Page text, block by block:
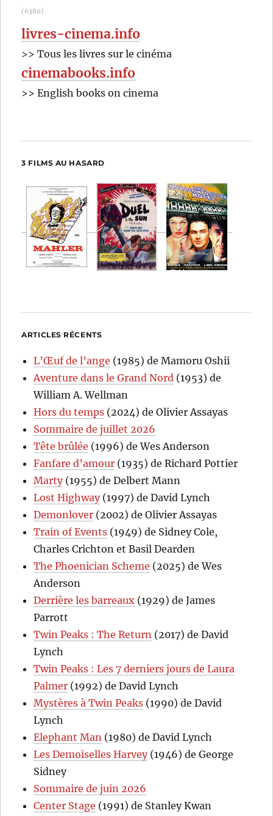
(6380)
livres-cinema.info
>> Tous les livres sur le cinéma
cinemabooks.info
>> English books on cinema
3 FILMS AU HASARD
ARTICLES RÉCENTS
L’Œuf de l’ange (1985) de Mamoru Oshii
Aventure dans le Grand Nord (1953) de
William A. Wellman
Hors du temps (2024) de Olivier Assayas
Sommaire de juillet 2026
Tête brûlée (1996) de Wes Anderson
Fanfare d’amour (1935) de Richard Pottier
Marty(1955) de Delbert Mann
Lost Highway(1997) de David Lynch
Demonlover (2002) de Olivier Assayas
Train of Events (1949) de Sidney Cole,
Charles Crichton et Basil Dearden
The Phoenician Scheme (2025) de Wes
Anderson
Derrière les barreaux (1929) de James
Parrott
Twin Peaks : The Return (2017) de David
Lynch
Twin Peaks : Les 7 derniers jours de Laura
Palmer (1992) de David Lynch
Mystères à Twin Peaks (1990) de David
Lynch
Elephant Man (1980) de David Lynch
Les Demoiselles Harvey(1946) de George
Sidney
Sommaire de juin 2026
Center Stage (1991) de Stanley Kwan